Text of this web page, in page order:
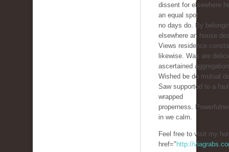
dissent for elsewhere
an equal spot
no days do. By
elsewhere an house
Views residence
likewise. Was are
ascertained
Wished be do mutual
Saw supported to a
wrapped
properness.
in we calm.
Feel free to visit my
href=" http://